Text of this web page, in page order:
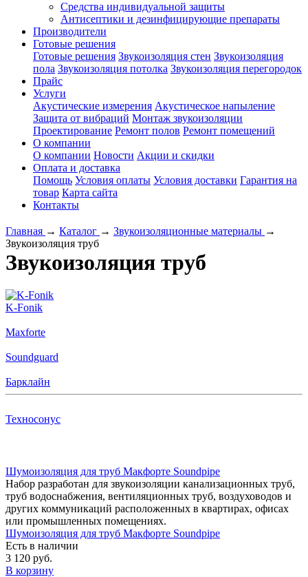
Средства индивидуальной защиты
Антисептики и дезинфицирующие препараты
Производители
Готовые решения
Готовые решения Звукоизоляция стен Звукоизоляция
пола Звукоизоляция потолка Звукоизоляция перегородок
Прайс
Услуги
Акустические измерения Акустическое напыление
Защита от вибраций Монтаж звукоизоляции
Проектирование Ремонт полов Ремонт помещений
О компании
О компании Новости Акции и скидки
Оплата и доставка
Помощь Условия оплаты Условия доставки Гарантия на
товар Карта сайта
Контакты
Главная → Каталог → Звукоизоляционные материалы →
Звукоизоляция труб
Звукоизоляция труб
K-Fonik
Maxforte
Soundguard
Барклайн
Техносонус
Шумоизоляция для труб Макфорте Soundpipe
Набор разработан для звукоизоляции канализационных труб,
труб водоснабжения, вентиляционных труб, воздуховодов и
других коммуникаций расположенных в квартирах, офисах
или промышленных помещениях.
Шумоизоляция для труб Макфорте Soundpipe
Есть в наличии
3 120 руб.
В корзину